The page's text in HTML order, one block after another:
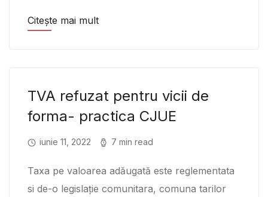
Citește mai mult
TVA refuzat pentru vicii de
forma- practica CJUE
iunie 11, 2022 7 min read
Taxa pe valoarea adăugată este reglementata
si de-o legislație comunitara, comuna tarilor